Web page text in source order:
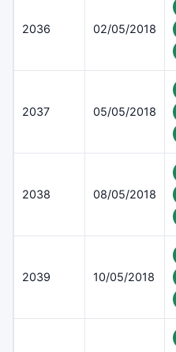
2036 02/05/2018
2037 05/05/2018
2038 08/05/2018
2039 10/05/2018